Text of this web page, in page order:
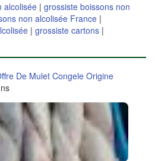
alcolisée | grossiste boissons non
non alcolisée France |
| grossiste cartons |
De Mulet Congele Origine